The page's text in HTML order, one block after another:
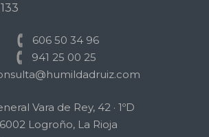
606 50 34 96
941 25 00 25
Vara de Rey, 42 · 1ºD
Logroño, La Rioja